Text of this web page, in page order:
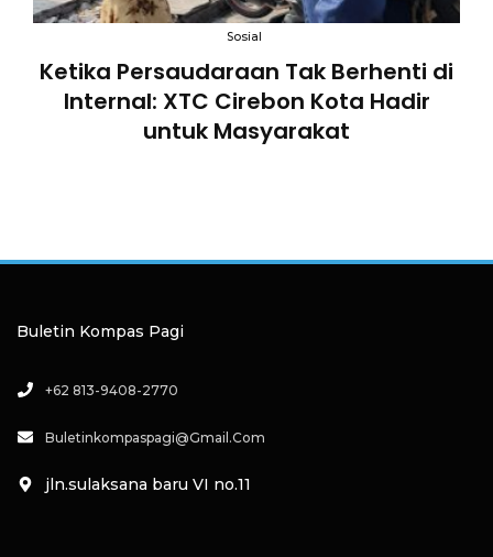
Sosial
Ketika Persaudaraan Tak Berhenti di
Internal: XTC Cirebon Kota Hadir
untuk Masyarakat
Buletin Kompas Pagi
+62 813-9408-2770
Buletinkompaspagi@gmail.com
jln.sulaksana baru VI no.11